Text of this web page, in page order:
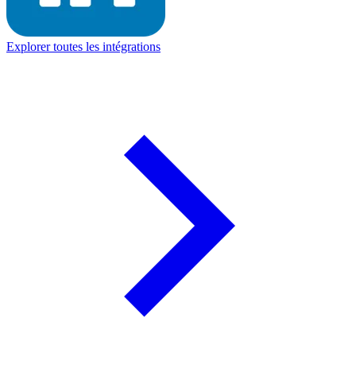
Explorer toutes les intégrations